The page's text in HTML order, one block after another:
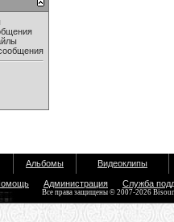
Альбомы Видеоклипы
Администрация Служба
Все права защищены © 2007-2026